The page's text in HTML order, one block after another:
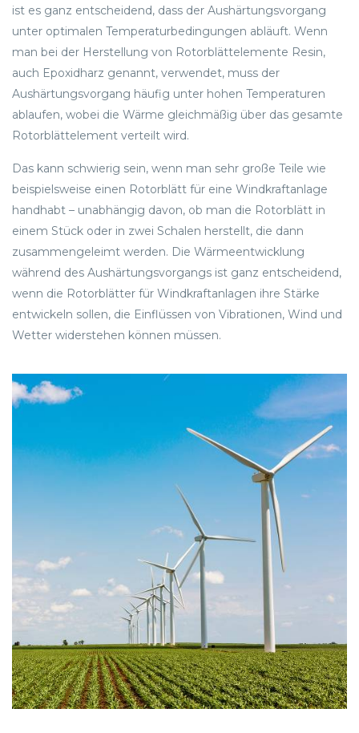
ist es ganz entscheidend, dass der Aushärtungsvorgang
unter optimalen Temperaturbedingungen abläuft. Wenn
man bei der Herstellung von Rotorblättelemente Resin,
auch Epoxidharz genannt, verwendet, muss der
Aushärtungsvorgang häufig unter hohen Temperaturen
ablaufen, wobei die Wärme gleichmäßig über das gesamte
Rotorblättelement verteilt wird.
Das kann schwierig sein, wenn man sehr große Teile wie
beispielsweise einen Rotorblätt für eine Windkraftanlage
handhabt – unabhängig davon, ob man die Rotorblätt in
einem Stück oder in zwei Schalen herstellt, die dann
zusammengeleimt werden. Die Wärmeentwicklung
während des Aushärtungsvorgangs ist ganz entscheidend,
wenn die Rotorblätter für Windkraftanlagen ihre Stärke
entwickeln sollen, die Einflüssen von Vibrationen, Wind und
Wetter widerstehen können müssen.